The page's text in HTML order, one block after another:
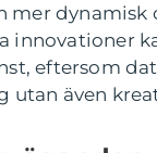
mer dynamisk
innovationer
eftersom
utan även